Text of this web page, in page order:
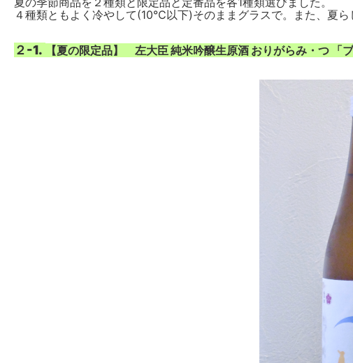
４種類ともよく冷やして(10℃以下)そのままグラスで。また、夏ら
２-1. 【夏の限定品】 左大臣 純米吟醸生原酒 おりがらみ・つ 「